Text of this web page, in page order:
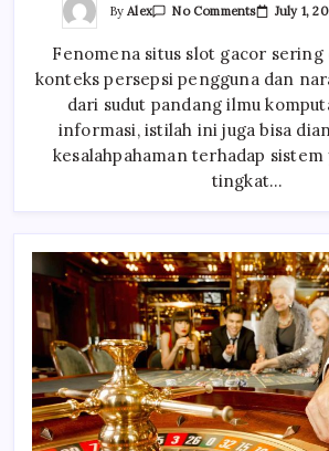
ByAlex No CommentsOn
Gacor:
Simulasi
Komputasi,
Entropi
Informasi,
Dan
Batas
Prediksi
Sistem
July 1,
Fenomena situs slot gacor sering
konteks persepsi pengguna dan
dari sudut pandang ilmu
informasi, istilah ini juga bisa
kesalahpahaman terhadap
tingkat…